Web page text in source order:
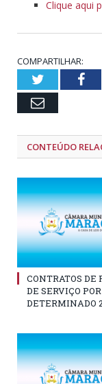
Clique aqui
COMPARTILHAR:
Twitter
Email
CONTEÚDO
CONTRATOS DE
DE SERVIÇO
DETERMINADO